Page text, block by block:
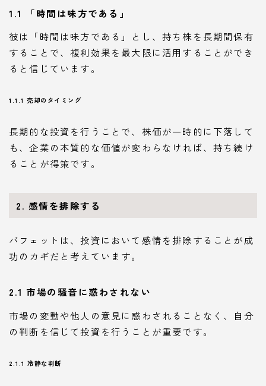
1.1 「時間は味方である」
彼は「時間は味方である」とし、持ち株を長期間保有
することで、複利効果を最大限に活用することができ
ると信じています。
1.1.1 売却のタイミング
長期的な投資を行うことで、株価が一時的に下落して
も、企業の本質的な価値が変わらなければ、持ち続け
ることが得策です。
2. 感情を排除する
バフェットは、投資において感情を排除することが成
功のカギだと考えています。
2.1 市場の騒音に惑わされない
市場の変動や他人の意見に惑わされることなく、自分
の判断を信じて投資を行うことが重要です。
2.1.1 冷静な判断